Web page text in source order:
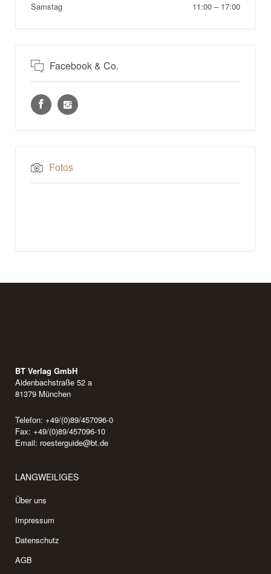
Samstag
11:00 – 17:00
Facebook & Co.
Fotos
BT Verlag GmbH
Aidenbachstraße 52 a
81379 München
Telefon: +49/(0)89/457096-0
Fax: +49/(0)89/457096-10
Email: roesterguide@bt.de
LANGWEILIGES
Über uns
Impressum
Datenschutz
AGB